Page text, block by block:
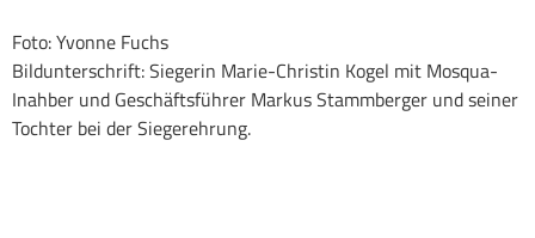
Foto: Yvonne Fuchs
Bildunterschrift: Siegerin Marie-Christin Kogel mit Mosqua-
Inahber und Geschäftsführer Markus Stammberger und seiner
Tochter bei der Siegerehrung.